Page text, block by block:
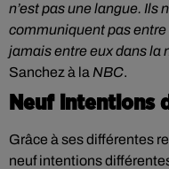
n’est pas une langue. Ils
communiquent pas
jamais entre eux dans la
Sanchez à la NBC.
Neuf intentions
Grâce à ses différentes
neuf intentions